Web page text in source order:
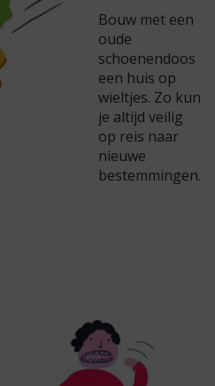
Bouw met een
oude
schoenendoos
een huis op
wieltjes. Zo kun
je altijd veilig
op reis naar
nieuwe
bestemmingen.